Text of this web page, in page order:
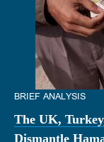
BRIEF ANALYSIS
The UK,
Dismantle